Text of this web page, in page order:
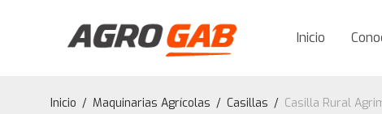
Inicio
Inicio / Maquinarias Agrícolas / Casillas / Casilla Rural